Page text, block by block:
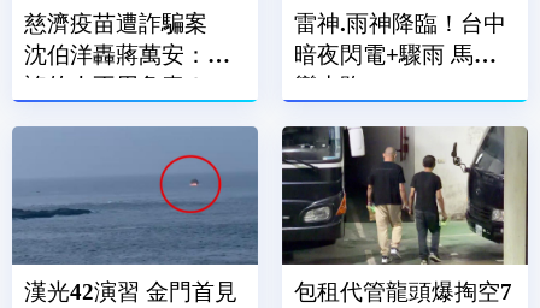
慈濟疫苗遭詐騙案
沈伯洋轟蔣萬安：造
謠的人不用負責？
雷神.雨神降臨！台中
暗夜閃電+驟雨 馬路
變水路
漢光42演習 金門首見 包租代管龍頭爆掏空7